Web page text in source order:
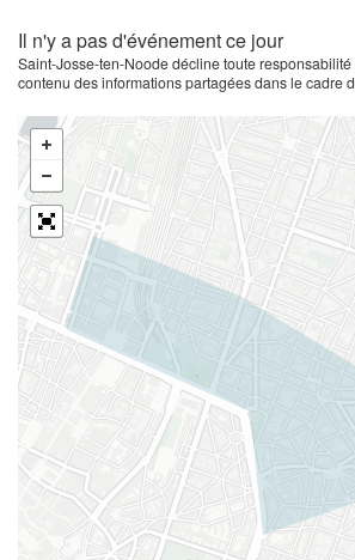
Il n'y a pas d'événement ce jour
Saint-Josse-ten-Noode décline toute
contenu des informations partagées dans le cadre